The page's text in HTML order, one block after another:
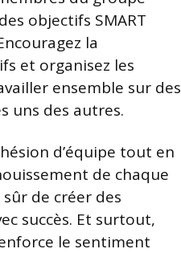
objectifs SMART
la
et organisez les
ensemble sur des
uns des autres.
d’équipe tout en
de chaque
de créer des
succès. Et surtout,
le sentiment